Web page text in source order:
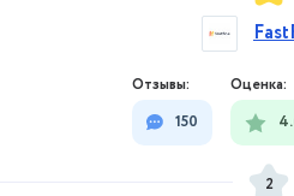
150
2